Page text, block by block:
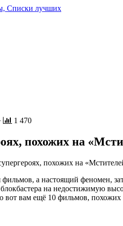
1 470
похожих на
похожих на
а настоящий феномен,
блокбастера на недостижимую
вот вам ещё 10 фильмов,